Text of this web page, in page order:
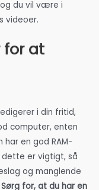
du vil være i
videoer.
for at
i din fritid,
computer, enten
en god RAM-
er vigtigt, så
og manglende
Sørg for, at du har en